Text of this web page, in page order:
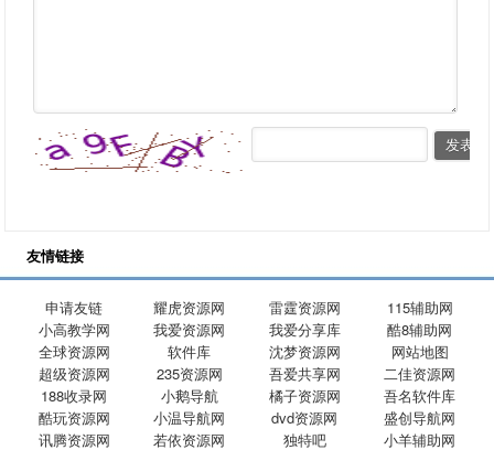
友情链接
申请友链 耀虎资源网 雷霆资源网
115辅助网
小高教学网
我爱资源网 我爱分享库
酷8辅助网
全球资源网
软件库 沈梦资源网
网站地图
超级资源网
235资源网 吾爱共享网
二佳资源网
188收录网
小鹅导航 橘子资源网
吾名软件库
酷玩资源网
小温导航网 dvd资源网
盛创导航网
讯腾资源网
若依资源网 独特吧 小羊辅助网